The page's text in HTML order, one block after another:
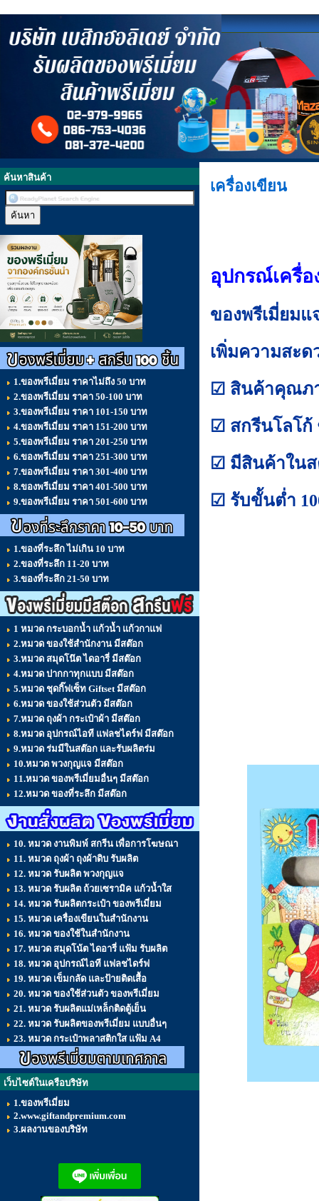
ค้นหาสินค้า
1.ของพรีเมี่ยม ราคาไม่ถึง 50 บาท
2.ของพรีเมี่ยม ราคา 50-100 บาท
3.ของพรีเมี่ยม ราคา 101-150 บาท
4.ของพรีเมี่ยม ราคา 151-200 บาท
5.ของพรีเมี่ยม ราคา 201-250 บาท
6.ของพรีเมี่ยม ราคา 251-300 บาท
7.ของพรีเมี่ยม ราคา 301-400 บาท
8.ของพรีเมี่ยม ราคา 401-500 บาท
9.ของพรีเมี่ยม ราคา 501-600 บาท
1.ของที่ระลึก ไม่เกิน 10 บาท
2.ของที่ระลึก 11-20 บาท
3.ของที่ระลึก 21-50 บาท
1 หมวด กระบอกน้ำ แก้วน้ำ แก้วกาแฟ
2.หมวด ของใช้สำนักงาน มีสต๊อก
3.หมวด สมุดโน๊ต ไดอารี่ มีสต๊อก
4.หมวด ปากกาทุกแบบ มีสต๊อก
5.หมวด ชุดกิ๊ฟเซ็ท Giftset มีสต๊อก
6.หมวด ของใช้ส่วนตัว มีสต๊อก
7.หมวด ถุงผ้า กระเป๋าผ้า มีสต๊อก
8.หมวด อุปกรณ์ไอที แฟลชไดร์ฟ มีสต๊อก
9.หมวด ร่มมีในสต๊อก และรับผลิตร่ม
10.หมวด พวงกุญแจ มีสต๊อก
11.หมวด ของพรีเมี่ยมอื่นๆ มีสต๊อก
12.หมวด ของที่ระลึก มีสต๊อก
10. หมวด งานพิมพ์ สกรีน เพื่อการโฆษณา
11. หมวด ถุงผ้า ถุงผ้าดิบ รับผลิต
12. หมวด รับผลิต พวงกุญแจ
13. หมวด รับผลิต ถ้วยเซรามิค แก้วน้ำใส
14. หมวด รับผลิตกระเป๋า ของพรีเมี่ยม
15. หมวด เครื่องเขียนในสำนักงาน
16. หมวด ของใช้ในสำนักงาน
17. หมวด สมุดโน้ต ไดอารี่ แฟ้ม รับผลิต
18. หมวด อุปกรณ์ไอที แฟลชไดร์ฟ
19. หมวด เข็มกลัด และป้ายติดเสื้อ
20. หมวด ของใช้ส่วนตัว ของพรีเมี่ยม
21. หมวด รับผลิตแม่เหล็กติดตู้เย็น
22. หมวด รับผลิตของพรีเมี่ยม แบบอื่นๆ
23. หมวด กระเป๋าพลาสติกใส แฟ้ม A4
เว็บไซต์ในเครือบริษัท
1.ของพรีเมี่ยม
2.www.giftandpremium.com
3.ผลงานของบริษัท
เครื่องเขียน
อุปกรณ์เครื่
ของพรีเมี่ยม
เพิ่มความสะด
☑ สินค้าคุณภ
☑ สกรีนโลโ
☑ มีสินค้าใน
☑ รับขั้นต่ำ